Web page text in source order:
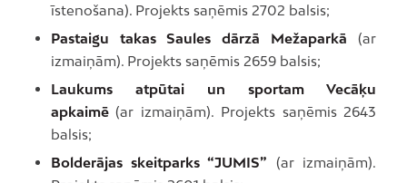
īstenošana). Projekts saņēmis 2702 balsis;
Pastaigu takas Saules dārzā Mežaparkā (ar
izmaiņām). Projekts saņēmis 2659 balsis;
Laukums atpūtai un sportam Vecāķu
apkaimē(ar izmaiņām). Projekts saņēmis 2643
balsis;
Bolderājas skeitparks “JUMIS” (ar izmaiņām).